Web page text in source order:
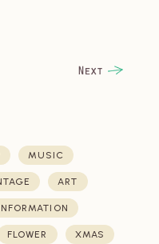
MUSIC
ART
FLOWER XMAS